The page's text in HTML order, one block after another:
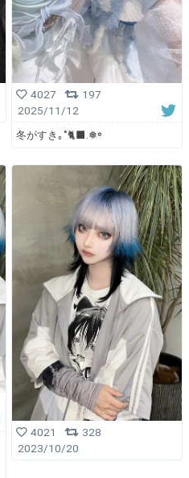
4027
197
2025/11/12
冬がすき｡˚🐈‍⬛.❅꙳
4021
328
2023/10/20